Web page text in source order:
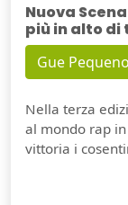
Nuova
più in alto
Gue Pequeno
Nella terza
al mondo rap
vittoria i